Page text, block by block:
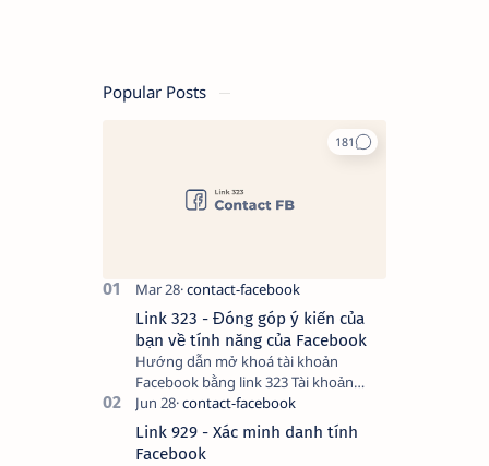
Popular Posts
Link 323 - Đóng góp ý kiến của
bạn về tính năng của Facebook
Hướng dẫn mở khoá tài khoản
Facebook bằng link 323 Tài khoản
Facebook bị vô hiệu hóa có thể do
nhiều nguyên nhân, do bạn đăng bài
hay thực hiện…
Link 929 - Xác minh danh tính
Facebook